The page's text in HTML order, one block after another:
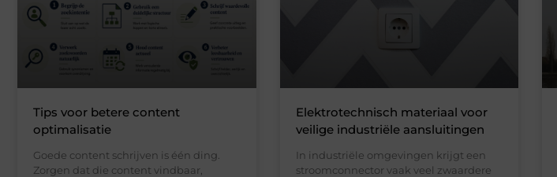
Tips voor betere content
optimalisatie
Goede content schrijven is één ding.
Zorgen dat die content vindbaar,
Elektrotechnisch materiaal voor
veilige industriële aansluitingen
In industriële omgevingen krijgt een
stroomconnector vaak veel zwaardere